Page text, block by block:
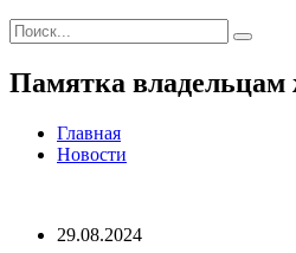
Памятка
Главная
Новости
29.08.2024